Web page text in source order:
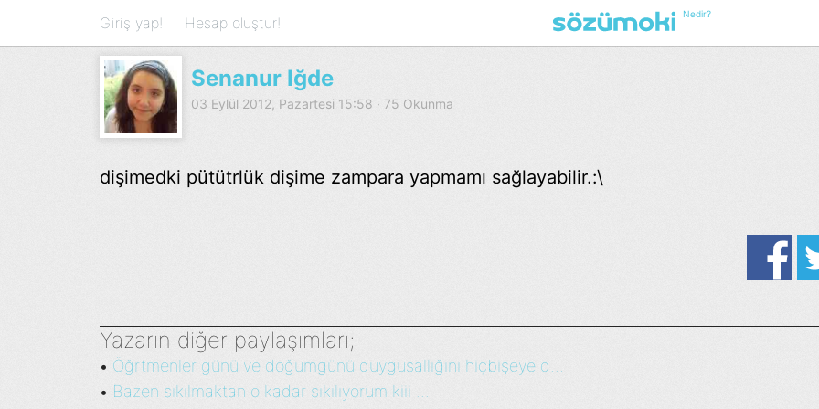
Giriş yap! Hesap oluştur! Nedir?
Senanur Iğde
03 Eylül 2012, Pazartesi 15:58 · 75 Okunma
dişimedki pütütrlük dişime zampara yapmamı sağlayabilir.:\
Yazarın diğer paylaşımları;
• Öğrtmenler günü ve doğumgünü duygusallığını hiçbişeye d...
• Bazen sıkılmaktan o kadar sıkılıyorum kiii ...